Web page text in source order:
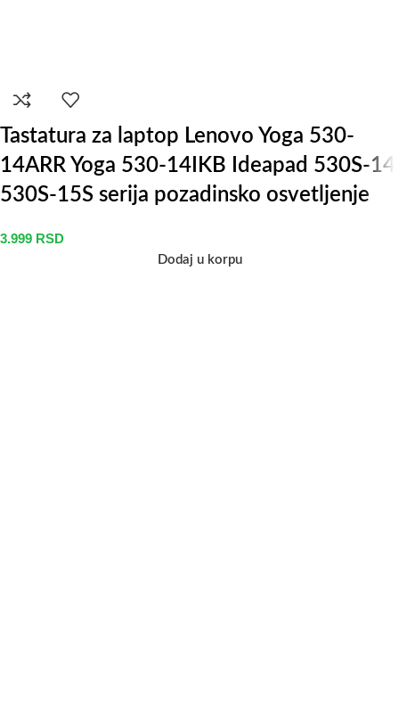
Tastatura za laptop Lenovo Yoga 530-
14ARR Yoga 530-14IKB Ideapad 530S-14
530S-15S serija pozadinsko osvetljenje
3.999 RSD
Dodaj u korpu